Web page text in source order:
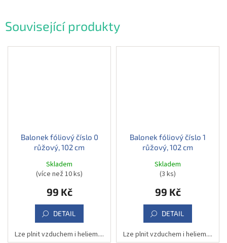
Související produkty
Balonek fóliový číslo 0
růžový, 102 cm
Skladem
(více než 10 ks)
99 Kč
DETAIL
Lze plnit vzduchem i heliem....
Balonek fóliový číslo 1
růžový, 102 cm
Skladem
(3 ks)
99 Kč
DETAIL
Lze plnit vzduchem i heliem....